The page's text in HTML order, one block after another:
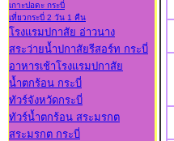
เกาะปอดะ กระบี่
เที่ยวกระบี่ 2 วัน 1 คืน
โรงแรมปกาสัย อ่าวนาง
สระว่ายน้ำปกาสัยรีสอร์ท กระบี่
อาหารเช้าโรงแรมปกาสัย
น้ำตกร้อน กระบี่
ทัวร์จังหวัดกระบี่
ทัวร์น้ำตกร้อน สระมรกต
สระมรกต กระบี่